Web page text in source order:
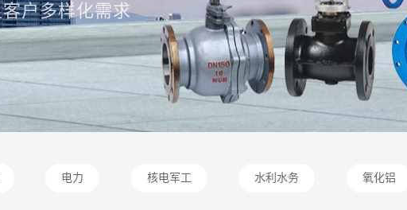
户多样化需求
电力 核电军工 水利水务 氧化铝